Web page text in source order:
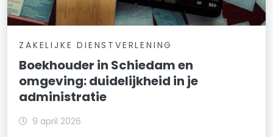
ZAKELIJKE DIENSTVERLENING
Boekhouder in Schiedam en
omgeving: duidelijkheid in je
administratie
9 april 2026